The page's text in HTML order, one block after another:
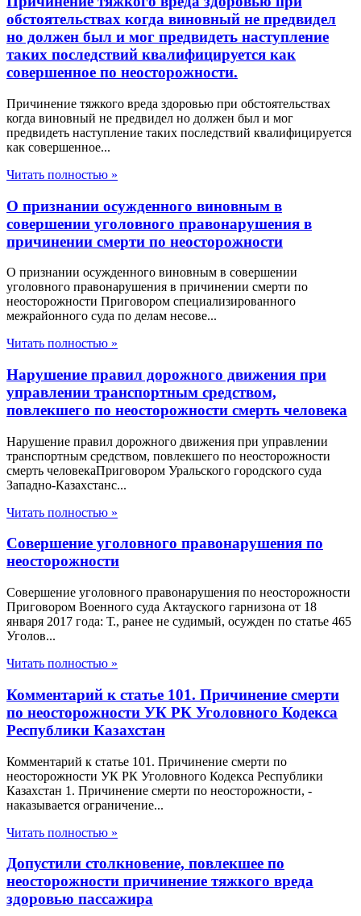
обстоятельствах когда виновный не предвидел
но должен был и мог предвидеть наступление
таких последствий квалифицируется как
совершенное по неосторожности.
Причинение тяжкого вреда здоровью при обстоятельствах
когда виновный не предвидел но должен был и мог
предвидеть наступление таких последствий квалифицируется
как совершенное...
Читать полностью »
О признании осужденного виновным в
совершении уголовного правонарушения в
причинении смерти по неосторожности
О признании осужденного виновным в совершении
уголовного правонарушения в причинении смерти по
неосторожности Приговором специализированного
межрайонного суда по делам несове...
Читать полностью »
Нарушение правил дорожного движения при
управлении транспортным средством,
повлекшего по неосторожности смерть человека
Нарушение правил дорожного движения при управлении
транспортным средством, повлекшего по неосторожности
смерть человекаПриговором Уральского городского суда
Западно-Казахстанс...
Читать полностью »
Совершение уголовного правонарушения по
неосторожности
Совершение уголовного правонарушения по неосторожности
Приговором Военного суда Актауского гарнизона от 18
января 2017 года: Т., ранее не судимый, осужден по статье 465
Уголов...
Читать полностью »
Комментарий к статье 101. Причинение смерти
по неосторожности УК РК Уголовного Кодекса
Республики Казахстан
Комментарий к статье 101. Причинение смерти по
неосторожности УК РК Уголовного Кодекса Республики
Казахстан 1. Причинение смерти по неосторожности, -
наказывается ограничение...
Читать полностью »
Допустили столкновение, повлекшее по
неосторожности причинение тяжкого вреда
здоровью пассажира